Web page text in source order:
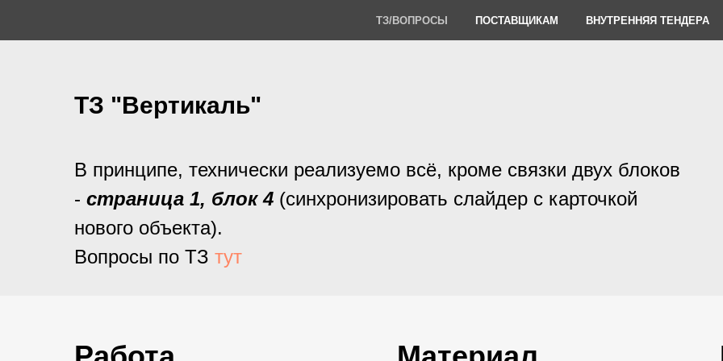
ТЗ/ВОПРОСЫ ПОСТАВЩИКАМ ВНУТРЕННЯЯ ТЕНДЕРА
ТЗ "Вертикаль"
В принципе, технически реализуемо всё, кроме связки двух блоков
- страница 1, блок 4 (синхронизировать слайдер с карточкой
нового объекта).
Вопросы по ТЗ тут